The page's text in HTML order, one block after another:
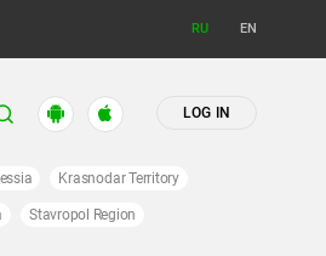
RU EN
LOG IN
Krasnodar Territory
Stavropol Region